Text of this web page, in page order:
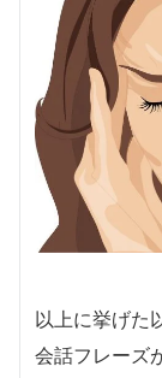
以上に挙げた
会話フレーズ